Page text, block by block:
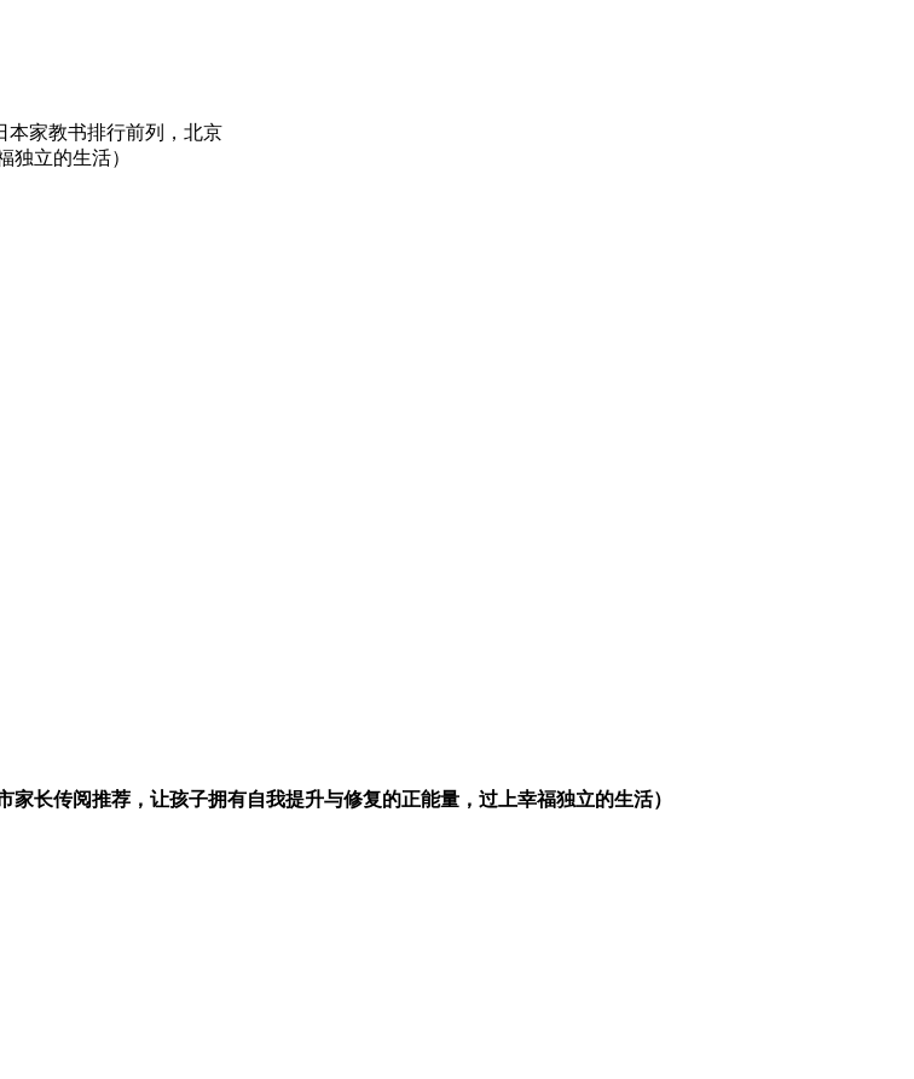
本家教书排行前列，北京
立的生活）
长传阅推荐，让孩子拥有自我提升与修复的正能量，过上幸福独立的生活）